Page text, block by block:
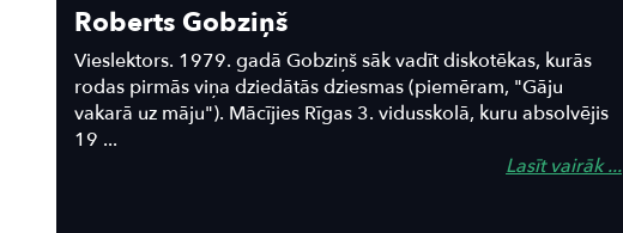
Roberts Gobziņš
Vieslektors. 1979. gadā Gobziņš sāk vadīt diskotēkas, kurās
rodas pirmās viņa dziedātās dziesmas (piemēram, "Gāju
vakarā uz māju"). Mācījies Rīgas 3. vidusskolā, kuru absolvējis
19 ...
Lasīt vairāk ...